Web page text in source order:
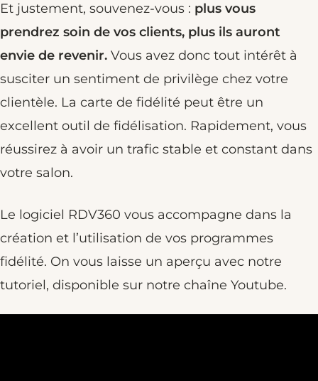
Et justement, souvenez-vous : plus vous
prendrez soin de vos clients, plus ils auront
envie de revenir. Vous avez donc tout intérêt à
susciter un sentiment de privilège chez votre
clientèle. La carte de fidélité peut être un
excellent outil de fidélisation. Rapidement, vous
réussirez à avoir un trafic stable et constant dans
votre salon.
Le logiciel RDV360 vous accompagne dans la
création et l’utilisation de vos programmes
fidélité. On vous laisse un aperçu avec notre
tutoriel, disponible sur notre chaîne Youtube.